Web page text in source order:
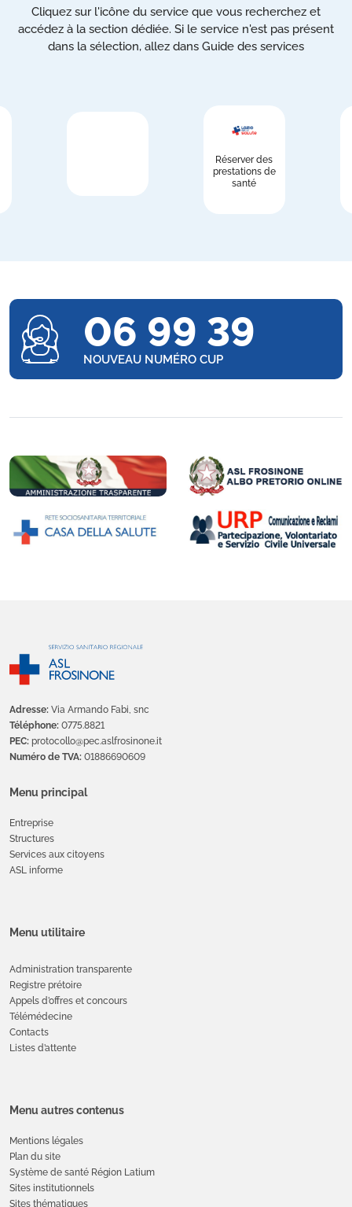
Cliquez sur l'icône du service que vous recherchez et
accédez à la section dédiée. Si le service n'est pas présent
dans la sélection, allez dans Guide des services
Réserver des
prestations de
santé
06 99 39
NOUVEAU NUMÉRO CUP
Adresse: Via Armando Fabi, snc
Téléphone: 0775.8821
PEC: protocollo@pec.aslfrosinone.it
Numéro de TVA: 01886690609
Menu principal
Entreprise
Structures
Services aux citoyens
ASL informe
Menu utilitaire
Administration transparente
Registre prétoire
Appels d’offres et concours
Télémédecine
Contacts
Listes d’attente
Menu autres contenus
Mentions légales
Plan du site
Système de santé Région Latium
Sites institutionnels
Sites thématiques